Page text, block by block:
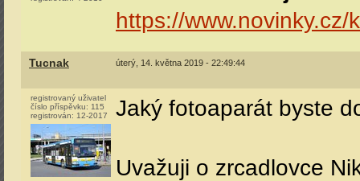
https://
Tucnak úterý, 14. května 2019 - 22:49:44
registrovaný uživatel
číslo příspěvku: 115
registrován: 12-2017 Jaký fotoaparát byste
Uvažuji o zrcadlovce